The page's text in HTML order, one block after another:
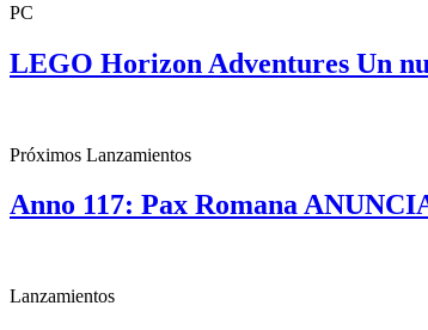
PC
LEGO Horizon Adventures Un
Próximos Lanzamientos
Anno 117: Pax Romana
Lanzamientos